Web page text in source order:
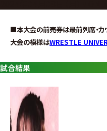
ン
グ・
ノ
ア
公
式
■本大会の前売券は最前列席・カ
大会の模様はWRESTLE
試合結果